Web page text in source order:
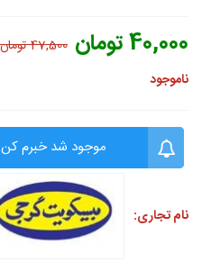
40,000 تومان
47,500 تومان
ناموجود
موجود شد خبرم کن
نام تجاری: